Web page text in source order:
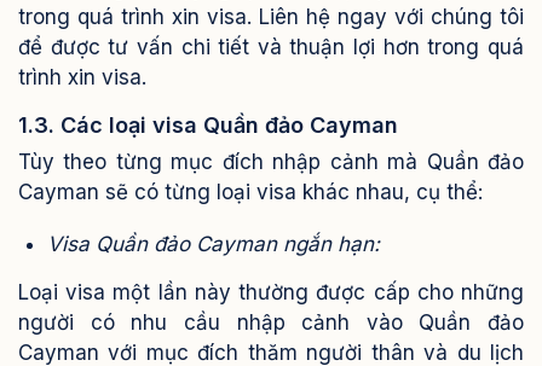
trong quá trình xin visa. Liên hệ ngay với chúng tôi
để được tư vấn chi tiết và thuận lợi hơn trong quá
trình xin visa.
1.3. Các loại visa Quần đảo Cayman
Tùy theo từng mục đích nhập cảnh mà Quần đảo
Cayman sẽ có từng loại visa khác nhau, cụ thể:
Visa Quần đảo Cayman ngắn hạn:
Loại visa một lần này thường được cấp cho những
người có nhu cầu nhập cảnh vào Quần đảo
Cayman với mục đích thăm người thân và du lịch